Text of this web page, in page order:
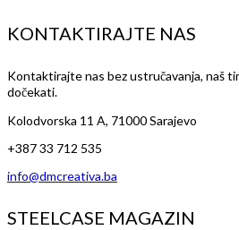
KONTAKTIRAJTE NAS
Kontaktirajte nas bez ustručavanja, naš
dočekati.
Kolodvorska 11 A, 71000 Sarajevo
+387 33 712 535
info@dmcreativa.ba
STEELCASE MAGAZIN